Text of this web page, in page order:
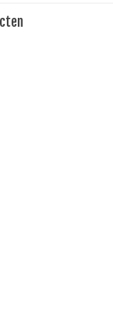
polishing leather
leather. Use by
54mm (2-1/8")